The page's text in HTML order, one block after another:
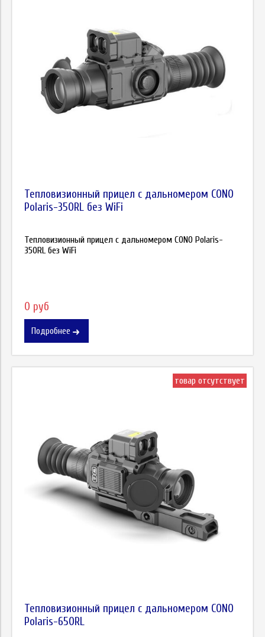
Тепловизионный прицел с дальномером CONO
Polaris-350RL без WiFi
Тепловизионный прицел с дальномером CONO Polaris-
350RL без WiFi
0 руб
Подробнее
товар отсутствует
Тепловизионный прицел с дальномером CONO
Polaris-650RL